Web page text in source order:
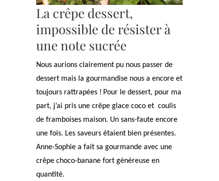
La crêpe dessert,
impossible de résister à
une note sucrée
Nous aurions clairement pu nous passer de
dessert mais la gourmandise nous a encore et
toujours rattrapées ! Pour le dessert, pour ma
part, j’ai pris une crêpe glace coco et coulis
de framboises maison. Un sans-faute encore
une fois. Les saveurs étaient bien présentes.
Anne-Sophie a fait sa gourmande avec une
crêpe choco-banane fort généreuse en
quantité.